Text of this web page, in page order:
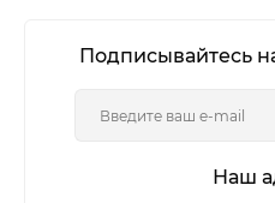
Подписывайтесь
Наш